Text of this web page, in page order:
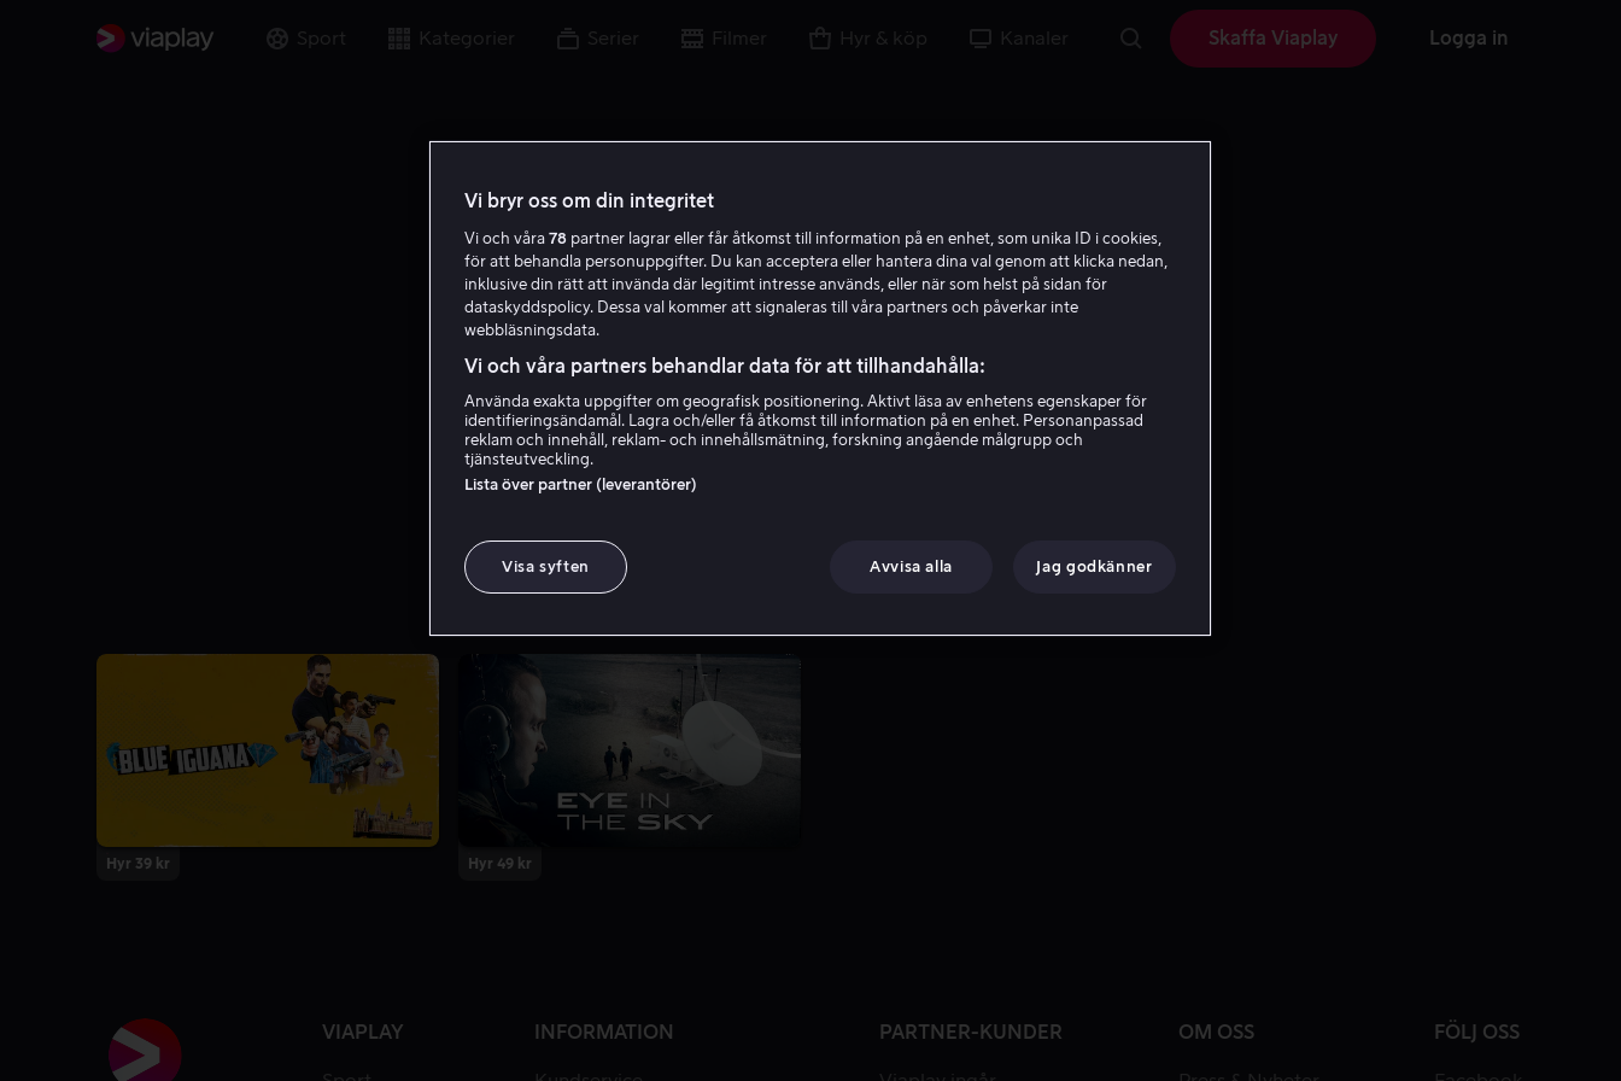
Sport Kategorier Serier Filmer Hyr & köp Kanaler Skaffa Viaplay Logga in
Phoebe Fox
Hyr 39 kr Hyr 49 kr
VIAPLAY INFORMATION PARTNER-KUNDER OM OSS FÖLJ OSS
Vi bryr oss om din integritet
Vi och våra 78 partner lagrar eller får åtkomst till information på en enhet, som unika ID i cookies,
för att behandla personuppgifter. Du kan acceptera eller hantera dina val genom att klicka nedan,
inklusive din rätt att invända där legitimt intresse används, eller när som helst på sidan för
dataskyddspolicy. Dessa val kommer att signaleras till våra partners och påverkar inte
webbläsningsdata.
Vi och våra partners behandlar data för att tillhandahålla:
Använda exakta uppgifter om geografisk positionering. Aktivt läsa av enhetens egenskaper för
identifieringsändamål. Lagra och/eller få åtkomst till information på en enhet. Personanpassad
reklam och innehåll, reklam- och innehållsmätning, forskning angående målgrupp och
tjänsteutveckling.
Lista över partner (leverantörer)
Visa syften Avvisa alla Jag godkänner